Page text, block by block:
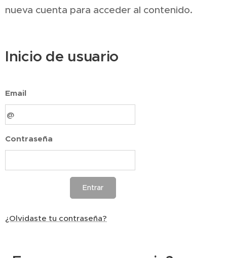
nueva cuenta para acceder al contenido.
Inicio de usuario
Email
Contraseña
Entrar
¿Olvidaste tu contraseña?